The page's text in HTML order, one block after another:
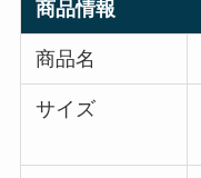
商品情報
商品名
サイズ